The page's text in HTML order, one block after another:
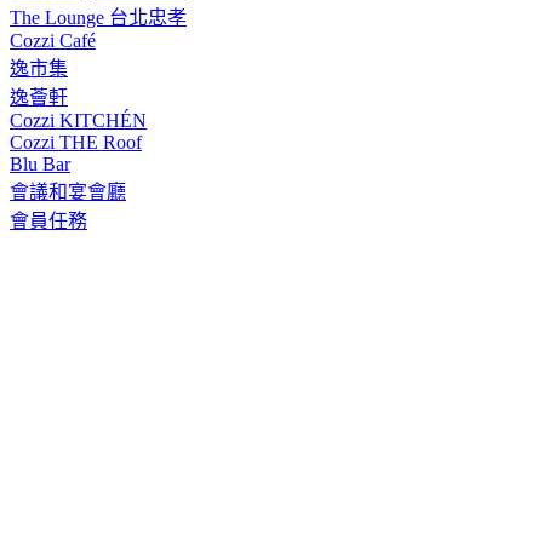
The Lounge 台北忠孝
Cozzi Café
逸市集
逸薈軒
Cozzi KITCHÉN
Cozzi THE Roof
Blu Bar
會議和宴會廳
會員任務